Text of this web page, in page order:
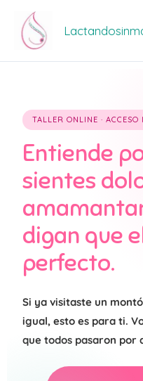
contenido
TALLER ONLINE · ACCESO
Entiende
sientes
digan que
perfecto.
Si ya visitaste un
igual, esto es para ti.
que todos pasaron por